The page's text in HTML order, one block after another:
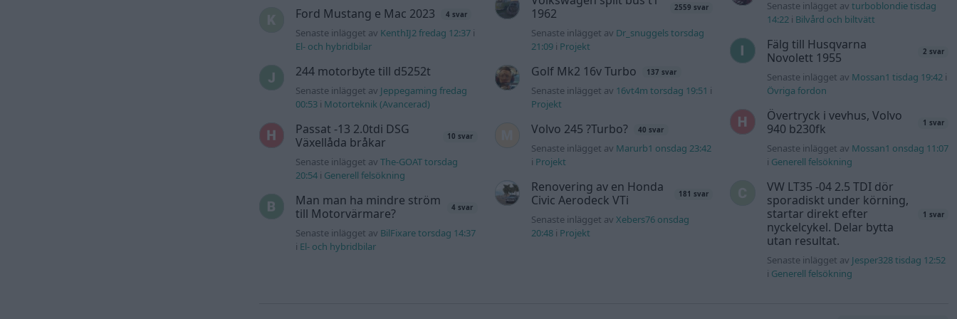
Ford Mustang e Mac 2023 4 svar
Senaste inlägget av KenthIJ2 fredag 12:37 i
El- och hybridbilar
244 motorbyte till d5252t
Senaste inlägget av Jeppegaming fredag
00:53 i Motorteknik (Avancerad)
Passat -13 2.0tdi DSG
Växellåda bråkar
10 svar
Senaste inlägget avThe-GOAT torsdag
20:54 i Generell felsökning
Man man ha mindre ström
till Motorvärmare?
4 svar
Senaste inlägget av BilFixare torsdag 14:37
i El- och hybridbilar
1962
2559 svar
Senaste inlägget av Dr_snuggels torsdag
21:09i Projekt
Golf Mk2 16v Turbo 137 svar
Senaste inlägget av 16vt4m torsdag 19:51 i
Projekt
Volvo 245 ?Turbo? 40 svar
Senaste inlägget av Marurb1 onsdag 23:42
i Projekt
Renovering av en Honda
Civic Aerodeck VTi
181 svar
Senaste inlägget av Xebers76 onsdag
20:48i Projekt
Senaste inlägget av turboblondie tisdag
14:22i Bilvård och biltvätt
Fälg till Husqvarna
Novolett 1955
2 svar
Senaste inlägget av Mossan1 tisdag 19:42i
Övriga fordon
Övertryck i vevhus, Volvo
940 b230fk
1 svar
Senaste inlägget av Mossan1 onsdag 11:07
i Generell felsökning
VW LT35 -04 2.5 TDI dör
sporadiskt under körning,
startar direkt efter
nyckelcykel. Delar bytta
utan resultat.
1 svar
Senaste inlägget av Jesper328 tisdag 12:52
i Generell felsökning